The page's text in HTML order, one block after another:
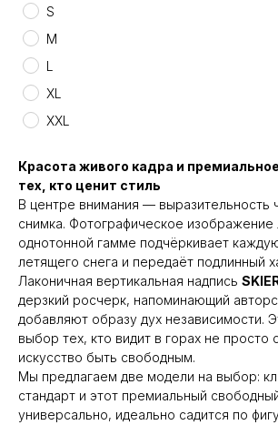
S
M
L
XL
XXL
Красота живого кадра и
тех, кто ценит стиль
В центре внимания — выразительность
снимка. Фотографическое изображение
однотонной гамме подчёркивает
летящего снега и передаёт подлинный
Лаконичная вертикальная надпись
дерзкий росчерк, напоминающий
добавляют образу дух независимости.
выбор тех, кто видит в горах не просто
искусство быть свободным.
Мы предлагаем две модели на выбор:
стандарт и этот премиальный
универсально, идеально садится по